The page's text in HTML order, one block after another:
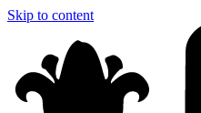
Skip to content